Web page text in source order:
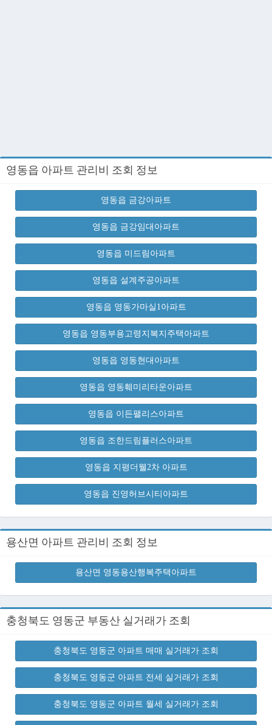
영동읍 아파트 관리비 조회 정보
영동읍 금강아파트
영동읍 금강임대아파트
영동읍 미드림아파트
영동읍 설계주공아파트
영동읍 영동가마실1아파트
영동읍 영동부용고령지복지주택아파트
영동읍 영동현대아파트
영동읍 영동훼미리타운아파트
영동읍 이든팰리스아파트
영동읍 조한드림플러스아파트
영동읍 지평더웰2차 아파트
영동읍 진영허브시티아파트
용산면 아파트 관리비 조회 정보
용산면 영동용산행복주택아파트
충청북도 영동군 부동산 실거래가 조회
충청북도 영동군 아파트 매매 실거래가 조회
충청북도 영동군 아파트 전세 실거래가 조회
충청북도 영동군 아파트 월세 실거래가 조회